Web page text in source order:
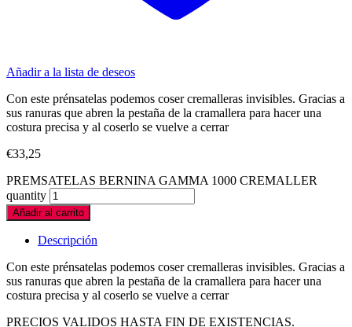
Añadir a la lista de deseos
Con este prénsatelas podemos coser cremalleras invisibles. Gracias a
sus ranuras que abren la pestaña de la cramallera para hacer una
costura precisa y al coserlo se vuelve a cerrar
€33,25
PREMSATELAS BERNINA GAMMA 1000 CREMALLER
quantity
Añadir al carrito
Descripción
Con este prénsatelas podemos coser cremalleras invisibles. Gracias a
sus ranuras que abren la pestaña de la cramallera para hacer una
costura precisa y al coserlo se vuelve a cerrar
PRECIOS VALIDOS HASTA FIN DE EXISTENCIAS.